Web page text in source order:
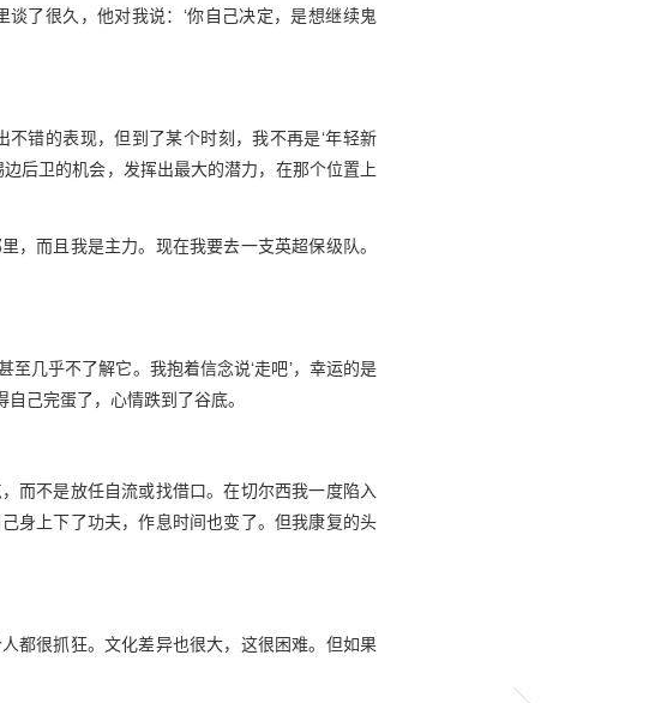
了很久，他对我说：‘你自己决定，是想继续鬼
错的表现，但到了某个时刻，我不再是‘年轻新
后卫的机会，发挥出最大的潜力，在那个位置上
，而且我是主力。现在我要去一支英超保级队。
几乎不了解它。我抱着信念说‘走吧’，幸运的是
己完蛋了，心情跌到了谷底。
而不是放任自流或找借口。在切尔西我一度陷入
身上下了功夫，作息时间也变了。但我康复的头
都很抓狂。文化差异也很大，这很困难。但如果